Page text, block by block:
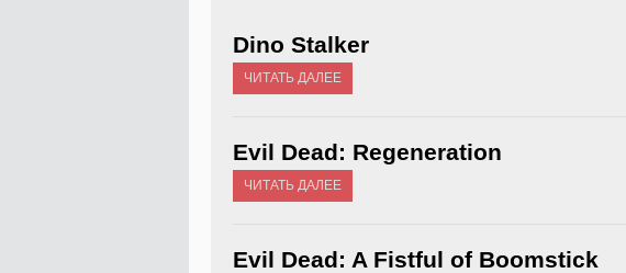
Dino Stalker
ЧИТАТЬ ДАЛЕЕ
Evil Dead: Regeneration
ЧИТАТЬ ДАЛЕЕ
Evil Dead: A Fistful of Boomstick